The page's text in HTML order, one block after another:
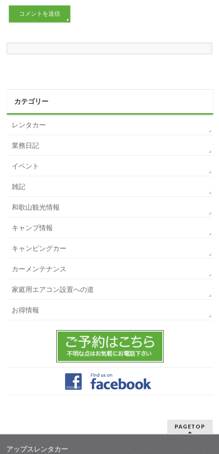
カテゴリー
レンタカー
業務日記
イベント
雑記
和歌山観光情報
キャンプ情報
キャンピングカー
カーメンテナンス
家庭用エアコン設置への道
お得情報
PAGETOP
アップスレンタカー